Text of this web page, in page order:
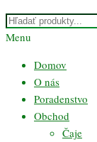
Menu
Domov
O nás
Poradenstvo
Obchod
Čaje